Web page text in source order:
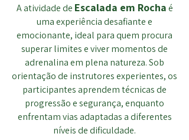
A atividade de Escalada em Rochaé
uma experiência desafiante e
emocionante, ideal para quem procura
superar limites e viver momentos de
adrenalina em plena natureza. Sob
orientação de instrutores experientes, os
participantes aprendem técnicas de
progressão e segurança, enquanto
enfrentam vias adaptadas a diferentes
níveis de dificuldade.